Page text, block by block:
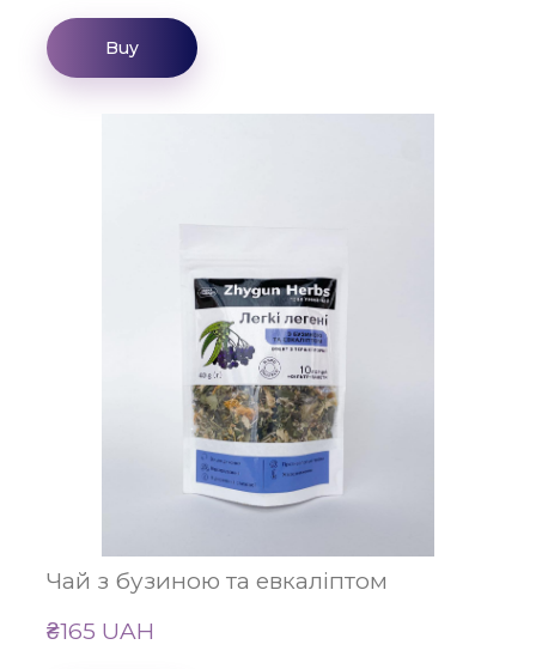
Buy
Чай з бузиною та евкаліптом
₴165 UAH